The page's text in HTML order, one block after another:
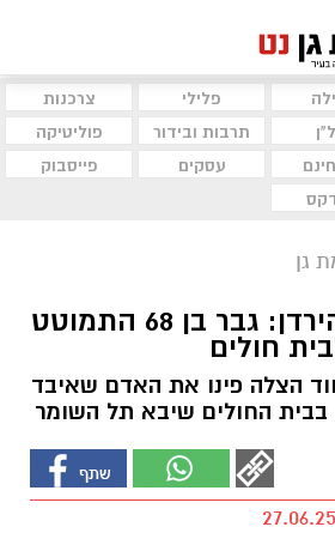
פלילי
צרכנות
תרבות ובידור
פוליטיקה
עסקים
פייסבוק
גן
דרמה ברחוב הירדן: גבר בן 68 התמוטט
חולים
הצלה פינו את האדם שאיבד
החולים שיבא תל השומר